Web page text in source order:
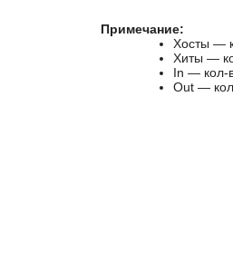
Примечание:
Хосты —
Хиты —
In — кол-
Out —